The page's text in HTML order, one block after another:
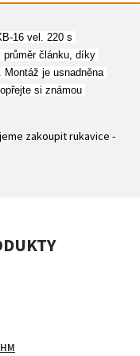
16 vel. 220 s
průměr článku, díky
je usnadněna
si známou
zakoupit rukavice -